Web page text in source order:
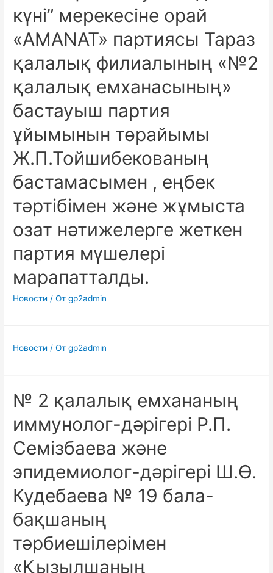
күні” мерекесіне орай
«AMANAT» партиясы Тараз
қалалық филиалының «№2
қалалық емханасының»
бастауыш партия
ұйымынын төрайымы
Ж.П.Тойшибекованың
бастамасымен , еңбек
тәртібімен және жұмыста
озат нәтижелерге жеткен
партия мүшелері
марапатталды.
Новости / От gp2admin
Новости / От gp2admin
№ 2 қалалық емхананың
иммунолог-дәрігері Р.П.
Семізбаева және
эпидемиолог-дәрігері Ш.Ө.
Кудебаева № 19 бала-
бақшаның
тәрбиешілерімен
«Қызылшаның